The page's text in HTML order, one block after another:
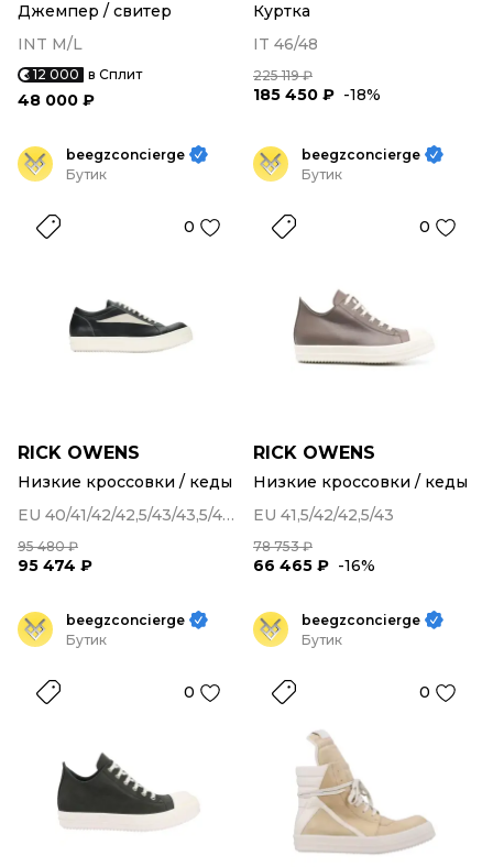
Джемпер / свитер
INT M/L
12 000 в Сплит
48 000 ₽
Куртка
IT 46/48
225 119 ₽
185 450 ₽ -18%
beegzconcierge
Бутик
0
RICK OWENS
Низкие кроссовки / кеды
EU 40/41/42/42,5/43/43,5/44/44,5/45
95 480 ₽
95 474 ₽
beegzconcierge
Бутик
0
RICK OWENS
Низкие кроссовки / кеды
EU 41,5/42/42,5/43
78 753 ₽
66 465 ₽ -16%
beegzconcierge
Бутик
0
beegzconcierge
Бутик
0